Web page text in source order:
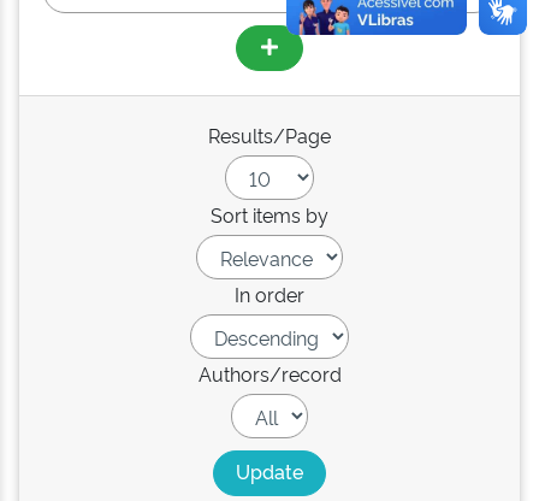
Results/Page
Sort items by
In order
Authors/record